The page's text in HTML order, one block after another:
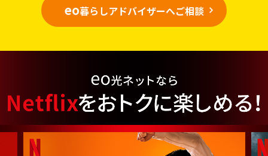
eo暮らしアドバイザーへご相談